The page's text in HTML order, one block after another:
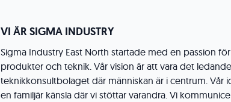
VI ÄR SIGMA INDUSTRY
Sigma Industry East North startade med en passion
produkter och teknik. Vår vision är att vara det ledande
teknikkonsultbolaget där människan är i centrum. Vår
en familjär känsla där vi stöttar varandra. Vi